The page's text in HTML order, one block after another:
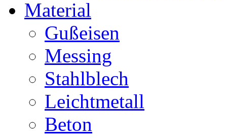
Material
Gußeisen
Messing
Stahlblech
Leichtmetall
Beton